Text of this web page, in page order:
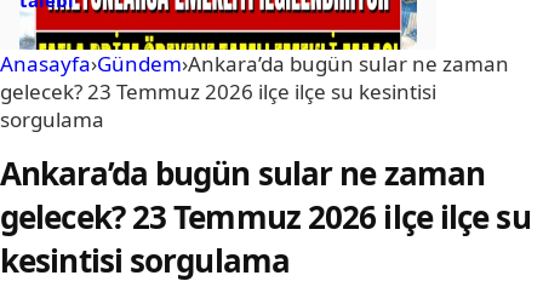
Anasayfa›Gündem›Ankara’da bugün sular ne zaman
gelecek? 23 Temmuz 2026 ilçe ilçe su kesintisi
sorgulama
Ankara’da bugün sular ne zaman
gelecek? 23 Temmuz 2026 ilçe ilçe su
kesintisi sorgulama